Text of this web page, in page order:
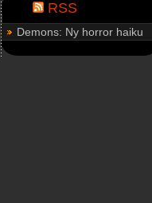
RSS
Demons: Ny horror haiku